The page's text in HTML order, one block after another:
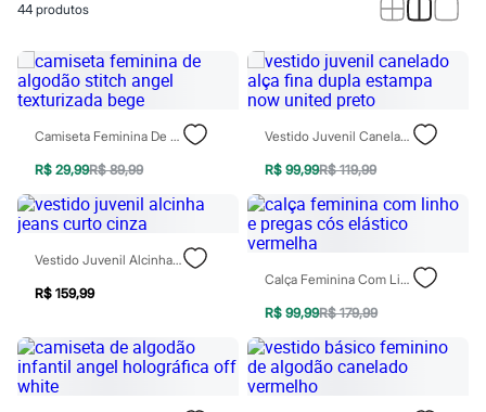
Casacos e Jaquetas
Macacões
Saias
Shorts e Bermudas
Vestidos
Acessórios
Bonés e Chapéus
Bijoux
Cintos
Óculos
Relógios
Calçados
Botas
Sandálias
Sapatilhas
Tênis
44 produtos
Camiseta Feminina De Algodão Stitch Angel Texturizada Bege
R$ 29,99R$ 89,99
Vestido Juvenil Canelado Alça Fina Dupla Estampa Now United Preto
R$ 99,99R$ 119,99
Vestido Juvenil Alcinha Jeans Curto Cinza
R$ 159,99
Calça Feminina Com Linho E Pregas Cós Elástico Vermelha
R$ 99,99R$ 179,99